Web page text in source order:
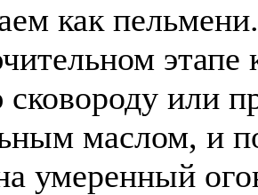
как пельмени.
или
маслом, и
умеренный